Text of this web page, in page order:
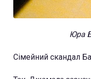
Юра
Сімейний скандал